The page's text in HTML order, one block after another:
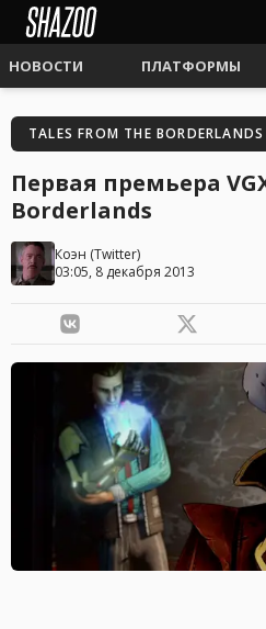
НОВОСТИ ПЛАТФОРМЫ
TALES FROM THE BORDERLANDS
Первая премьера
Borderlands
Коэн (Twitter)
03:05, 8 декабря 2013